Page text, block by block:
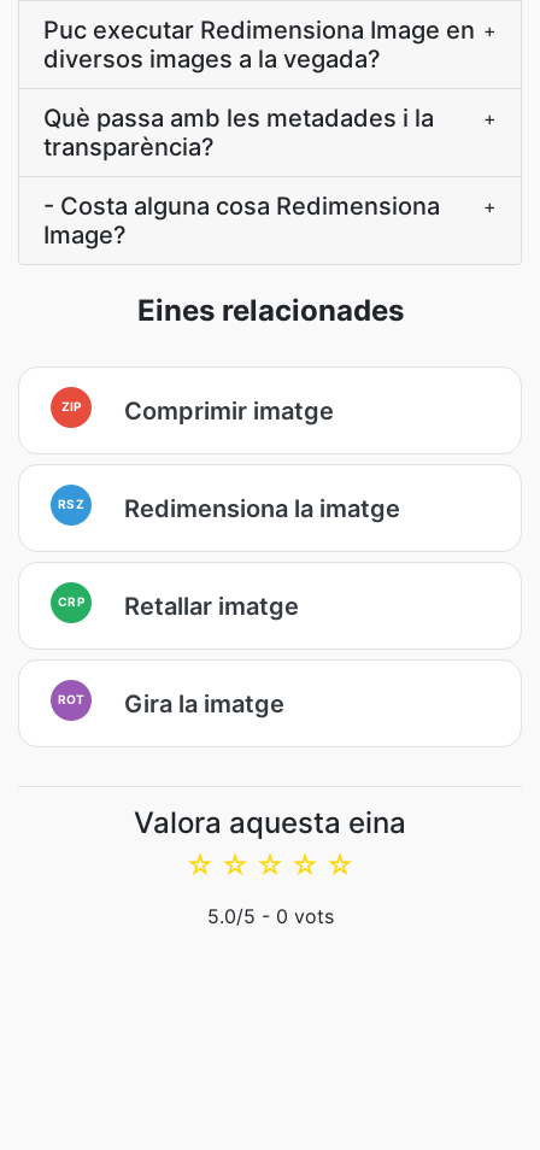
Puc executar Redimensiona Image en
diversos images a la vegada?
+
Què passa amb les metadades i la
transparència?
+
- Costa alguna cosa Redimensiona
Image?
+
Eines relacionades
ZIP Comprimir imatge
RSZ Redimensiona la imatge
CRP Retallar imatge
ROT Gira la imatge
Valora aquesta eina
☆
☆
☆
☆
☆
5.0/5 - 0 vots